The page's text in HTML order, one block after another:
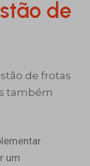
de
de frotas
também
um